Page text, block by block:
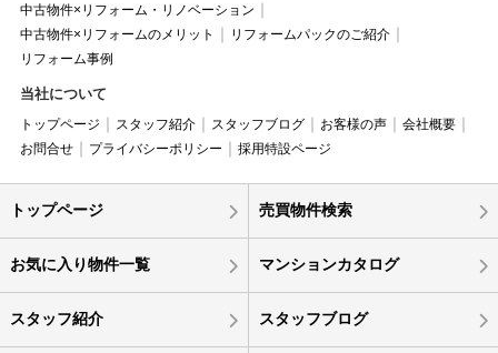
中古物件×リフォーム・リノベーション
中古物件×リフォームのメリット
リフォームパックのご紹介
リフォーム事例
当社について
トップページ スタッフ紹介 スタッフブログ お客様の声
会社概要
お問合せ
プライバシーポリシー 採用特設ページ
トップページ 売買物件検索
お気に入り物件一覧 マンションカタログ
スタッフ紹介 スタッフブログ